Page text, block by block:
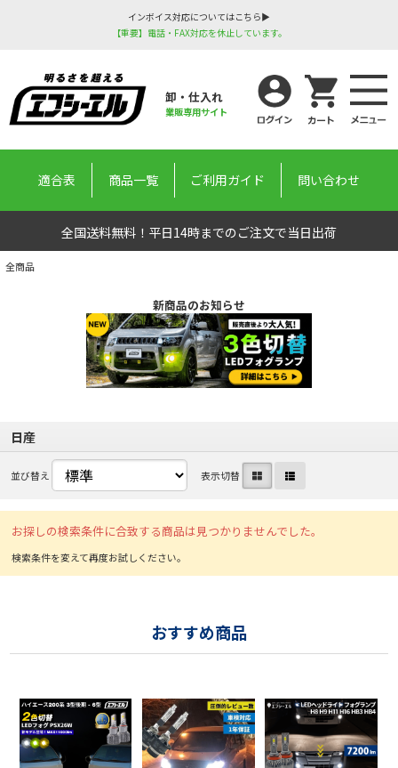
インボイス対応についてはこちら▶
【重要】電話・FAX対応を休止しています。
卸・仕入れ
業販専用サイト
適合表 商品一覧 ご利用ガイド 問い合わせ
全国送料無料！平日14時までのご注文で当日出荷
全商品
新商品のお知らせ
日産
並び替え 表示切替
お探しの検索条件に合致する商品は見つかりませんでした。
おすすめ商品